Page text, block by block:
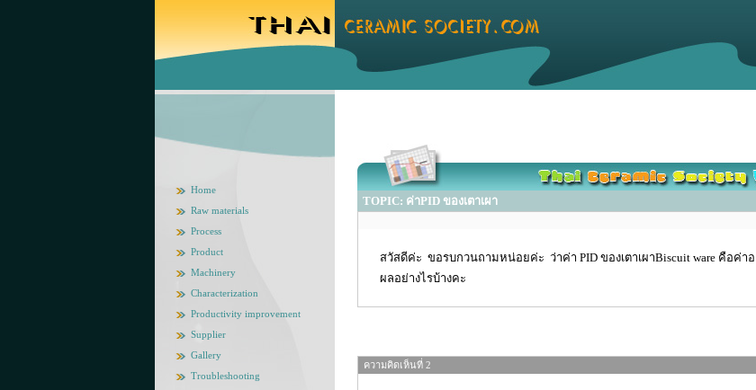
Home
Raw materials
Process
Product
Machinery
Characterization
Productivity improvement
Supplier
Gallery
Troubleshooting
TOPIC: ค่าPID ของเตาเผา
สวัสดีค่ะ ขอรบกวนถามหน่อยค่ะ ว่าค่า PID ของเตาเผาBiscuit ware คือค่า
ผลอย่างไรบ้างคะ
ความคิดเห็นที่ 2